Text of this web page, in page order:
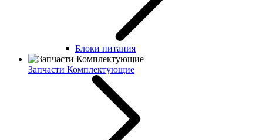
Блоки питания
Запчасти Комплектующие